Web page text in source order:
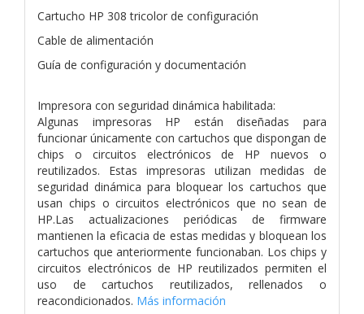
Cartucho HP 308 tricolor de configuración
Cable de alimentación
Guía de configuración y documentación
Impresora con seguridad dinámica habilitada:
Algunas impresoras HP están diseñadas para
funcionar únicamente con cartuchos que dispongan de
chips o circuitos electrónicos de HP nuevos o
reutilizados. Estas impresoras utilizan medidas de
seguridad dinámica para bloquear los cartuchos que
usan chips o circuitos electrónicos que no sean de
HP.Las actualizaciones periódicas de firmware
mantienen la eficacia de estas medidas y bloquean los
cartuchos que anteriormente funcionaban. Los chips y
circuitos electrónicos de HP reutilizados permiten el
uso de cartuchos reutilizados, rellenados o
reacondicionados. Más información